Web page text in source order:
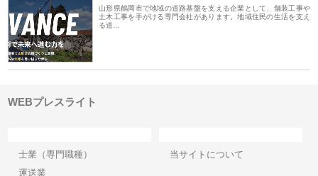
山形県鶴岡市で地域の道路基盤を支える企業として、舗装工事や
土木工事を手がける専門会社があります。地域住民の生活を支え
る道…
WEBプレスライト
士業（専門職種）
運送業
当サイトについて